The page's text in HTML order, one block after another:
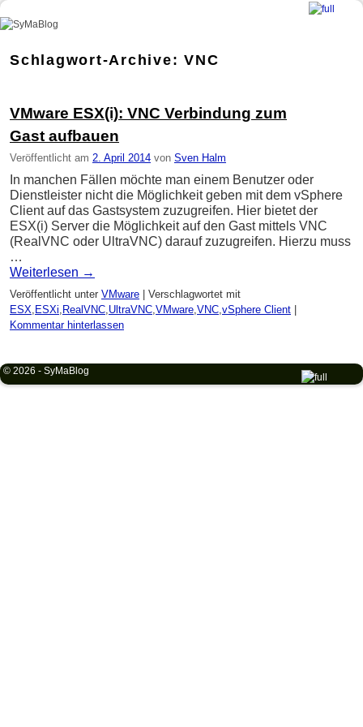
SyMaBlog
Schlagwort-Archive:VNC
VMware ESX(i): VNC Verbindung zum
Gast aufbauen
Veröffentlicht am 2. April 2014 von Sven Halm
In manchen Fällen möchte man einem Benutzer oder
Dienstleister nicht die Möglichkeit geben mit dem vSphere
Client auf das Gastsystem zuzugreifen. Hier bietet der
ESX(i) Server die Möglichkeit auf den Gast mittels VNC
(RealVNC oder UltraVNC) darauf zuzugreifen. Hierzu muss
…
Weiterlesen →
Veröffentlicht unter VMware
Verschlagwortet mit
ESX ESXi RealVNC UltraVNC VMware VNC vSphere Client
Kommentar hinterlassen
© 2026 - SyMaBlog